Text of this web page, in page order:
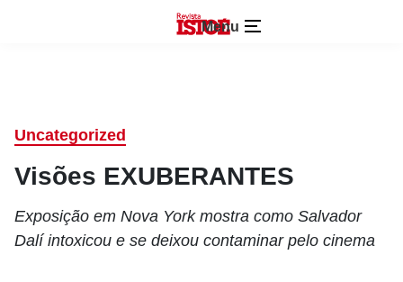
Menu
Uncategorized
Visões EXUBERANTES
Exposição em Nova York mostra como Salvador
Dalí intoxicou e se deixou contaminar pelo cinema